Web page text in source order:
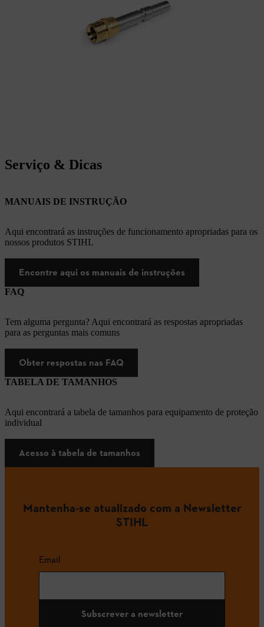
Serviço & Dicas
MANUAIS DE INSTRUÇÃO
Aqui encontrará as instruções de funcionamento apropriadas para os
nossos produtos STIHL
Encontre aqui os manuais de instruções
FAQ
Tem alguma pergunta? Aqui encontrará as respostas apropriadas
para as perguntas mais comuns
Obter respostas nas FAQ
TABELA DE TAMANHOS
Aqui encontrará a tabela de tamanhos para equipamento de proteção
individual
Acesso à tabela de tamanhos
Mantenha-se atualizado com a Newsletter
STIHL
Email
Subscrever a newsletter